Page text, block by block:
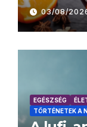
03/08/
EGÉSZSÉG
TÖRTÉNETEK A